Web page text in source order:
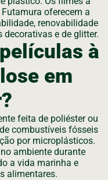
oferecem a
renovabilidade
e de glitter.
à
em
feita de poliéster ou
combustíveis fósseis
por microplásticos.
ambiente durante
a vida marinha e
alimentares.